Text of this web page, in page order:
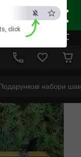
×
ESC
click
набори